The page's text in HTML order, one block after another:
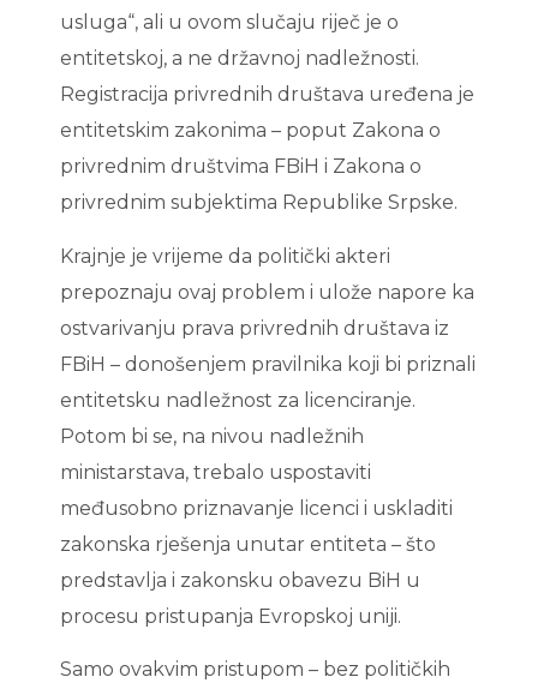
usluga“, ali u ovom slučaju riječ je o
entitetskoj, a ne državnoj nadležnosti.
Registracija privrednih društava uređena je
entitetskim zakonima – poput Zakona o
privrednim društvima FBiH i Zakona o
privrednim subjektima Republike Srpske.
Krajnje je vrijeme da politički akteri
prepoznaju ovaj problem i ulože napore ka
ostvarivanju prava privrednih društava iz
FBiH – donošenjem pravilnika koji bi priznali
entitetsku nadležnost za licenciranje.
Potom bi se, na nivou nadležnih
ministarstava, trebalo uspostaviti
međusobno priznavanje licenci i uskladiti
zakonska rješenja unutar entiteta – što
predstavlja i zakonsku obavezu BiH u
procesu pristupanja Evropskoj uniji.
Samo ovakvim pristupom – bez političkih